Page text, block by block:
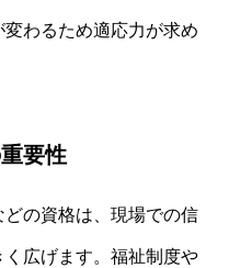
わるため適応力が求め
要性
の資格は、現場での信
広げます。福祉制度や